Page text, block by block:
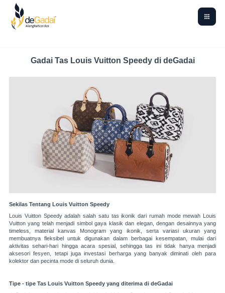
Gadai Tas Louis Vuitton Speedy di deGadai
Sekilas Tentang Louis Vuitton Speedy
Louis Vuitton Speedy adalah salah satu tas ikonik dari rumah mode mewah Louis
Vuitton yang telah menjadi simbol gaya klasik dan elegan, dengan desainnya yang
timeless, material kanvas Monogram yang ikonik, serta variasi ukuran yang
membuatnya fleksibel untuk digunakan dalam berbagai kesempatan, mulai dari
aktivitas sehari-hari hingga acara spesial, sehingga tas ini tidak hanya menjadi
aksesori fesyen, tetapi juga investasi berharga yang banyak diminati oleh para
kolektor dan pecinta mode di seluruh dunia.
Tipe - tipe Tas Louis Vuitton Speedy yang diterima di deGadai